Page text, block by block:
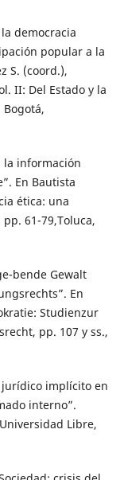
democracia
popular a la
S. (coord.),
II: Del Estado y la
la información
En Bautista
ética: una
61-79,Toluca,
bende Gewalt
En
Studienzur
pp. 107 y ss.,
jurídico implícito en
interno”.
Libre,